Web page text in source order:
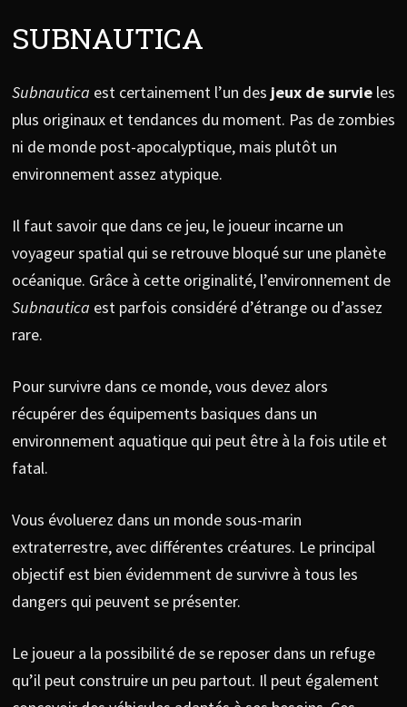
SUBNAUTICA
Subnautica est certainement l’un des jeux de survieles
plus originaux et tendances du moment. Pas de zombies
ni de monde post-apocalyptique, mais plutôt un
environnement assez atypique.
Il faut savoir que dans ce jeu, le joueur incarne un
voyageur spatial qui se retrouve bloqué sur une planète
océanique. Grâce à cette originalité, l’environnement de
Subnautica est parfois considéré d’étrange ou d’assez
rare.
Pour survivre dans ce monde, vous devez alors
récupérer des équipements basiques dans un
environnement aquatique qui peut être à la fois utile et
fatal.
Vous évoluerez dans un monde sous-marin
extraterrestre, avec différentes créatures. Le principal
objectif est bien évidemment de survivre à tous les
dangers qui peuvent se présenter.
Le joueur a la possibilité de se reposer dans un refuge
qu’il peut construire un peu partout. Il peut également